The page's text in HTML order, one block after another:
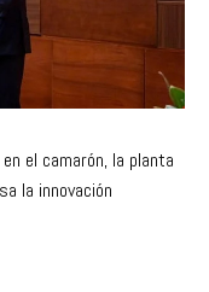
el camarón, la planta
la innovación